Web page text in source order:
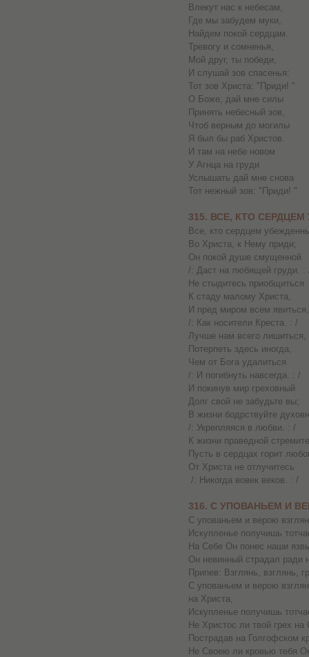
Влекут нас к небесам,
Где мы забудем муки,
Найдем покой сердцам.
Тревогу и сомненья,
Мой друг, ты победи,
И слушай зов спасенья:
Тот зов Христа: "Приди! "
О Боже, дай мне силы
Принять небесный зов,
Чтоб верным до могилы
Я был бы раб Христов.
И там на небе новом
У Агнца на груди
Услышать дай мне снова
Тот нежный зов: "Приди! "
315. ВСЕ, КТО
Все, кто сердцем
Во Христа, к Нему приди;
Он покой душе смущенной
/: Даст на любящей груди. :
Не стыдитесь приобщиться
К стаду малому Христа,
И пред миром всем явиться,
/: Как носители Креста. : /
Лучше нам всего лишиться,
Потерпеть здесь иногда,
Чем от Бога удалиться
/: И погибнуть навсегда. : /
И покинув мир греховный
Долг свой не забудьте вы;
В жизни бодрствуйте
/: Укрепляяся в любви. : /
К жизни праведной
Пусть в сердцах горит
От Христа не отлучитесь
/: Никогда вовек веков. : /
316. С УПОВАНЬЕМ И
С упованьем и верою
Искупленье получишь
На Себе Он понес наши
Он невинный страдал ради
Припев: Взглянь, взглянь,
С упованьем и верою
на Христа,
Искупленье получишь
Не Христос ли твой грех
Пострадав на Голгофском
Не Своею ли кровью тебя